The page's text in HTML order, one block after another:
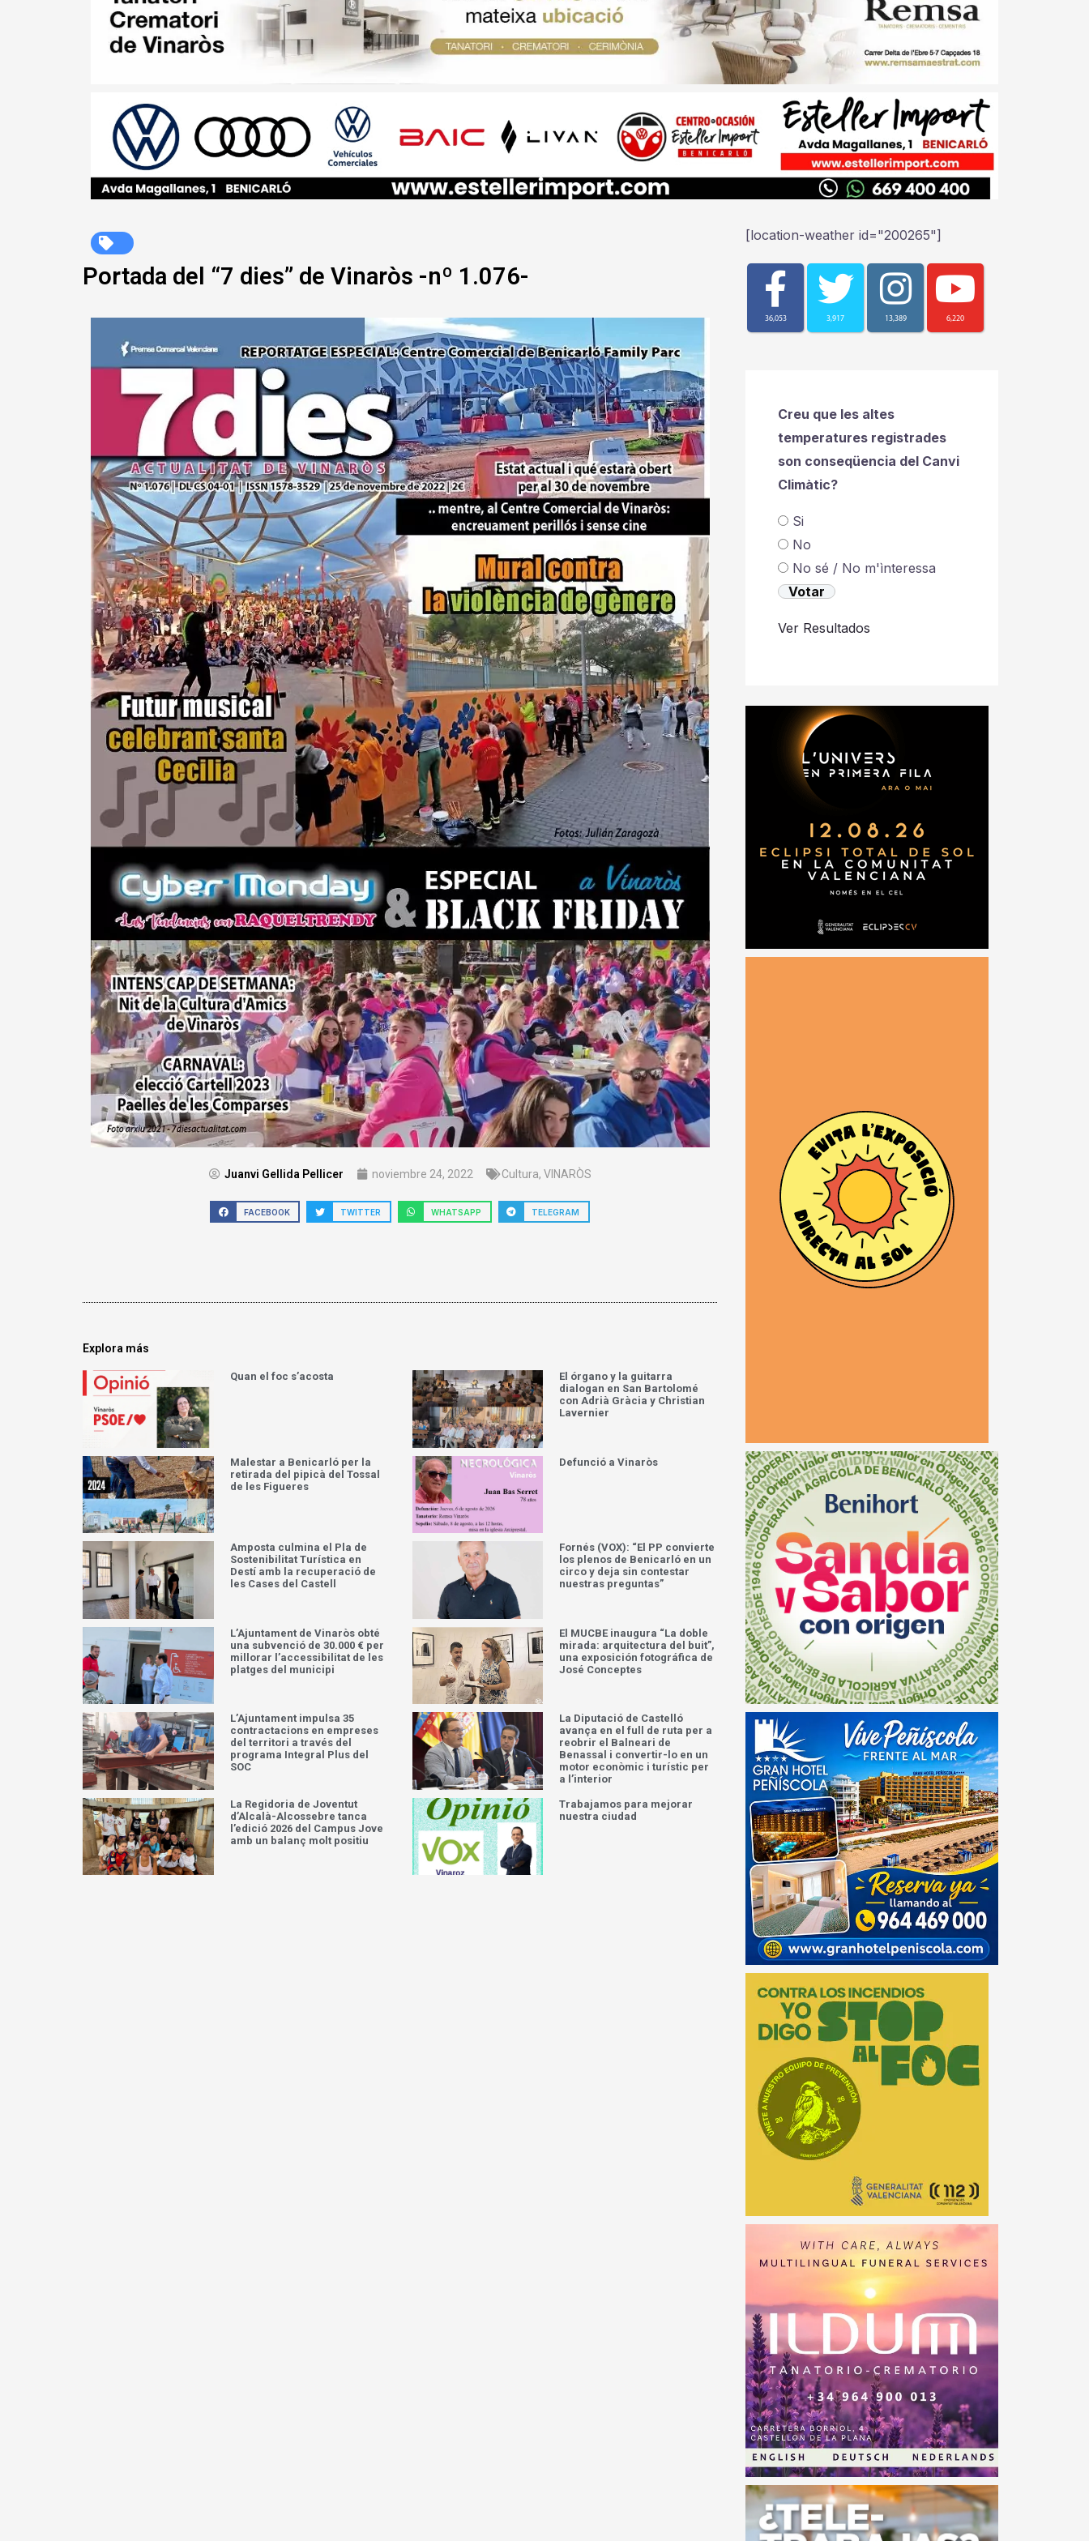
Portada del “7 dies” de Vinaròs -nº 1.076-
Juanvi Gellida Pellicer noviembre 24, 2022 Cultura, VINARÒS
FACEBOOK TWITTER WHATSAPP TELEGRAM
Explora más
Quan el foc s’acosta
El órgano y la guitarra
dialogan en San Bartolomé
con Adrià Gràcia y Christian
Lavernier
Malestar a Benicarló per la
retirada del pipicà del Tossal
de les Figueres
Defunció a Vinaròs
Amposta culmina el Pla de
Sostenibilitat Turística en
Destí amb la recuperació de
les Cases del Castell
Fornés (VOX): “El PP convierte
los plenos de Benicarló en un
circo y deja sin contestar
nuestras preguntas”
L’Ajuntament de Vinaròs obté
una subvenció de 30.000 € per
millorar l’accessibilitat de les
platges del municipi
El MUCBE inaugura “La doble
mirada: arquitectura del buit”,
una exposición fotográfica de
José Conceptes
L’Ajuntament impulsa 35
contractacions en empreses
del territori a través del
programa Integral Plus del
SOC
La Diputació de Castelló
avança en el full de ruta per a
reobrir el Balneari de
Benassal i convertir-lo en un
motor econòmic i turístic per
a l’interior
La Regidoria de Joventut
d’Alcalà-Alcossebre tanca
l’edició 2026 del Campus Jove
amb un balanç molt positiu
Trabajamos para mejorar
nuestra ciudad
[location-weather id="200265"]
36,053 3,917 13,389 6,220
Creu que les altes
temperatures registrades
son conseqüencia del Canvi
Climàtic?
Si
No
No sé / No m'ìnteressa
Ver Resultados